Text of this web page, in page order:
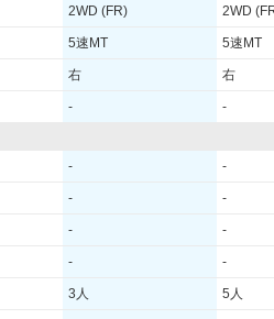
2WD (FR) 2WD
5速MT 5速MT
右 右
- -
- -
- -
- -
- -
3人 5人